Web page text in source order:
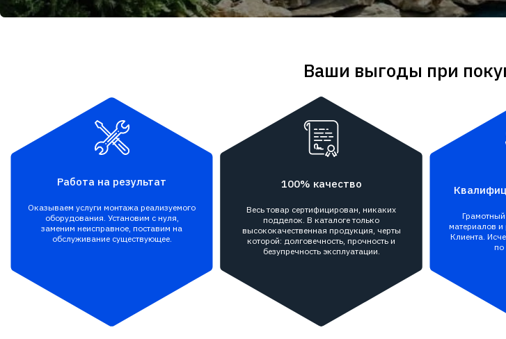
Ваши выгоды при
Работа на результат
Оказываем услуги монтажа реализуемого
оборудования. Установим с нуля,
заменим неисправное, поставим на
обслуживание существующее.
100% качество
Весь товар сертифицирован, никаких
подделок. В каталоге только
высококачественная продукция, черты
которой: долговечность, прочность и
безупречность эксплуатации.
материалов и
Клиента.
по